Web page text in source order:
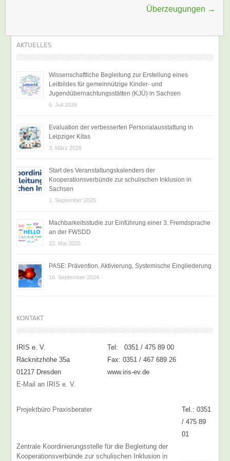
Überzeugungen →
AKTUELLES
Wissenschaftliche Begleitung zur Erstellung eines
Leitbildes für gemeinnützige Kinder- und
Jugendübernachtungsstätten (KJÜ) in Sachsen
6. Juli 2026
Evaluation der verbesserten Personalausstattung in
Leipziger Kitas
3. März 2026
Start des Veranstaltungskalenders der
Kooperationsverbünde zur schulischen Inklusion in
Sachsen
1. September 2025
Machbarkeitsstudie zur Einführung einer 3. Fremdsprache
an der FWSDD
22. Mai 2025
PASE: Prävention, Aktivierung, Systemische Eingliederung
16. September 2024
KONTAKT
IRIS e. V.
Tel: 0351 / 475 89 00
Räcknitzhöhe 35a
Fax: 0351 / 467 689 26
01217 Dresden
www.iris-ev.de
E-Mail an IRIS e. V.
Projektbüro Praxisberater
Tel.: 0351
/ 475 89
01
Zentrale Koordinierungsstelle für die Begleitung der
Kooperationsverbünde zur schulischen Inklusion in